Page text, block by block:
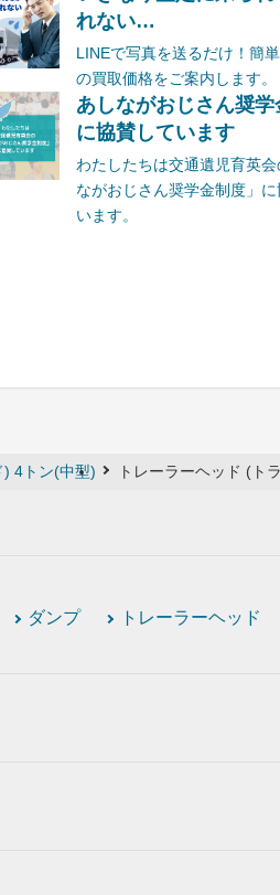
れない…
LINEで写真を送るだけ！簡
の買取価格をご案内します。
あしながおじさん奨学
に協賛しています
わたしたちは交通遺児育英会
ながおじさん奨学金制度」
います。
) 4トン(中型) トレーラーヘッド (ト
ダンプ トレーラーヘッド